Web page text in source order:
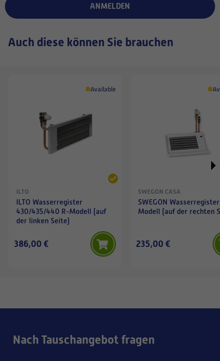
ANMELDEN
Auch diese können Sie brauchen
Available
ILTO
ILTO Wasserregister
430/435/440 R-Modell (auf
der linken Seite)
386,00 €
SWEGON CASA
SWEGON
Modell (auf der rechten
235,00 €
Nach Tauschangebot fragen